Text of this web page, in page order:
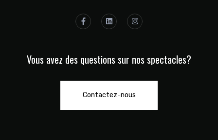
Vous avez des questions sur nos spectacles?
Contactez-nous